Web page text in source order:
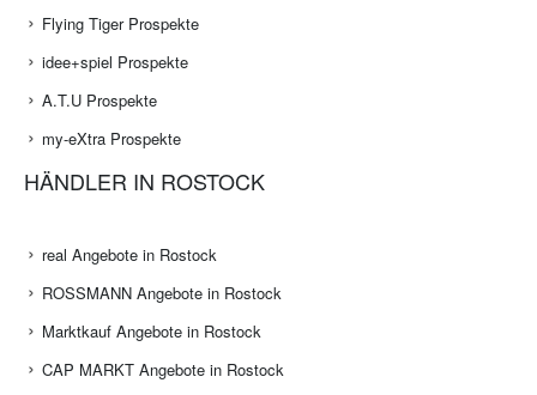
Flying Tiger Prospekte
idee+spiel Prospekte
A.T.U Prospekte
my-eXtra Prospekte
HÄNDLER IN ROSTOCK
real Angebote in Rostock
ROSSMANN Angebote in Rostock
Marktkauf Angebote in Rostock
CAP MARKT Angebote in Rostock